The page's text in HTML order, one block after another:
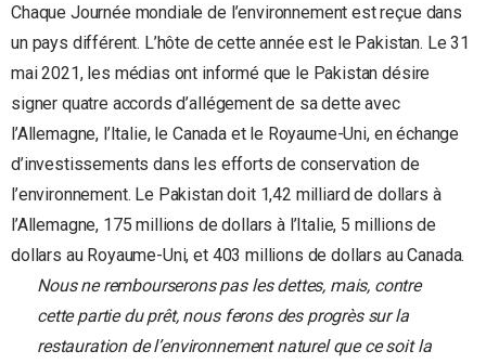
Chaque Journée mondiale de l’environnement est reçue dans
un pays différent. L’hôte de cette année est le Pakistan. Le 31
mai 2021, les médias ont informé que le Pakistan désire
signer quatre accords d’allégement de sa dette avec
l’Allemagne, l’Italie, le Canada et le Royaume-Uni, en échange
d’investissements dans les efforts de conservation de
l’environnement. Le Pakistan doit 1,42 milliard de dollars à
l’Allemagne, 175 millions de dollars à l’Italie, 5 millions de
dollars au Royaume-Uni, et 403 millions de dollars au Canada.
Nous ne rembourserons pas les dettes, mais, contre
cette partie du prêt, nous ferons des progrès sur la
restauration de l’environnement naturel que ce soit la